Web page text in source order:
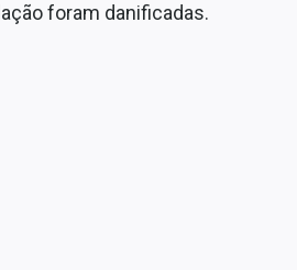
foram danificadas.